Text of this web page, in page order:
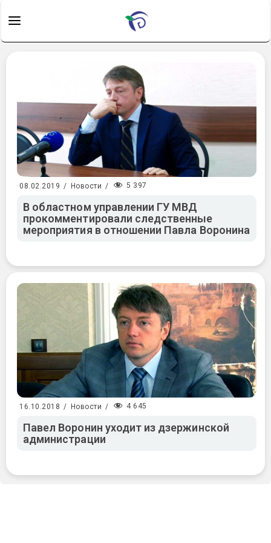
08.02.2019 / Новости / 5 397
В областном управлении ГУ МВД
прокомментировали следственные
мероприятия в отношении Павла Воронина
16.10.2018 / Новости / 4 645
Павел Воронин уходит из дзержинской
администрации